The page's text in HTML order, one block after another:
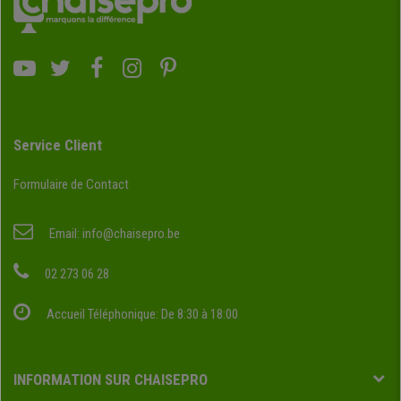
Service Client
Formulaire de Contact
Email: info@chaisepro.be
02 273 06 28
Accueil Téléphonique: De 8:30 à 18:00
INFORMATION SUR CHAISEPRO